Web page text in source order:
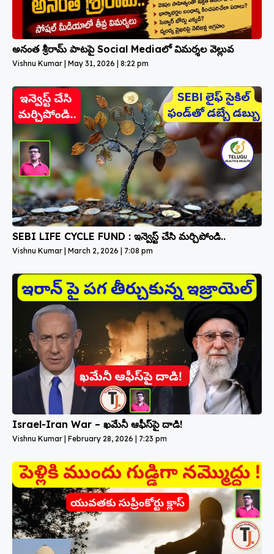
అనంత శ్రీరామ్ పాటపై Social Mediaలో విమర్శల వెల్లువ
Vishnu Kumar May 31, 2026 8:22 pm
SEBI LIFE CYCLE FUND : ఇన్వెస్ట్ చేసి మర్చిపోండి..
Vishnu Kumar March 2, 2026 7:08 pm
Israel-Iran War – ఖమేనీ ఆఫీస్‌పై దాడి!
Vishnu Kumar February 28, 2026 7:23 pm